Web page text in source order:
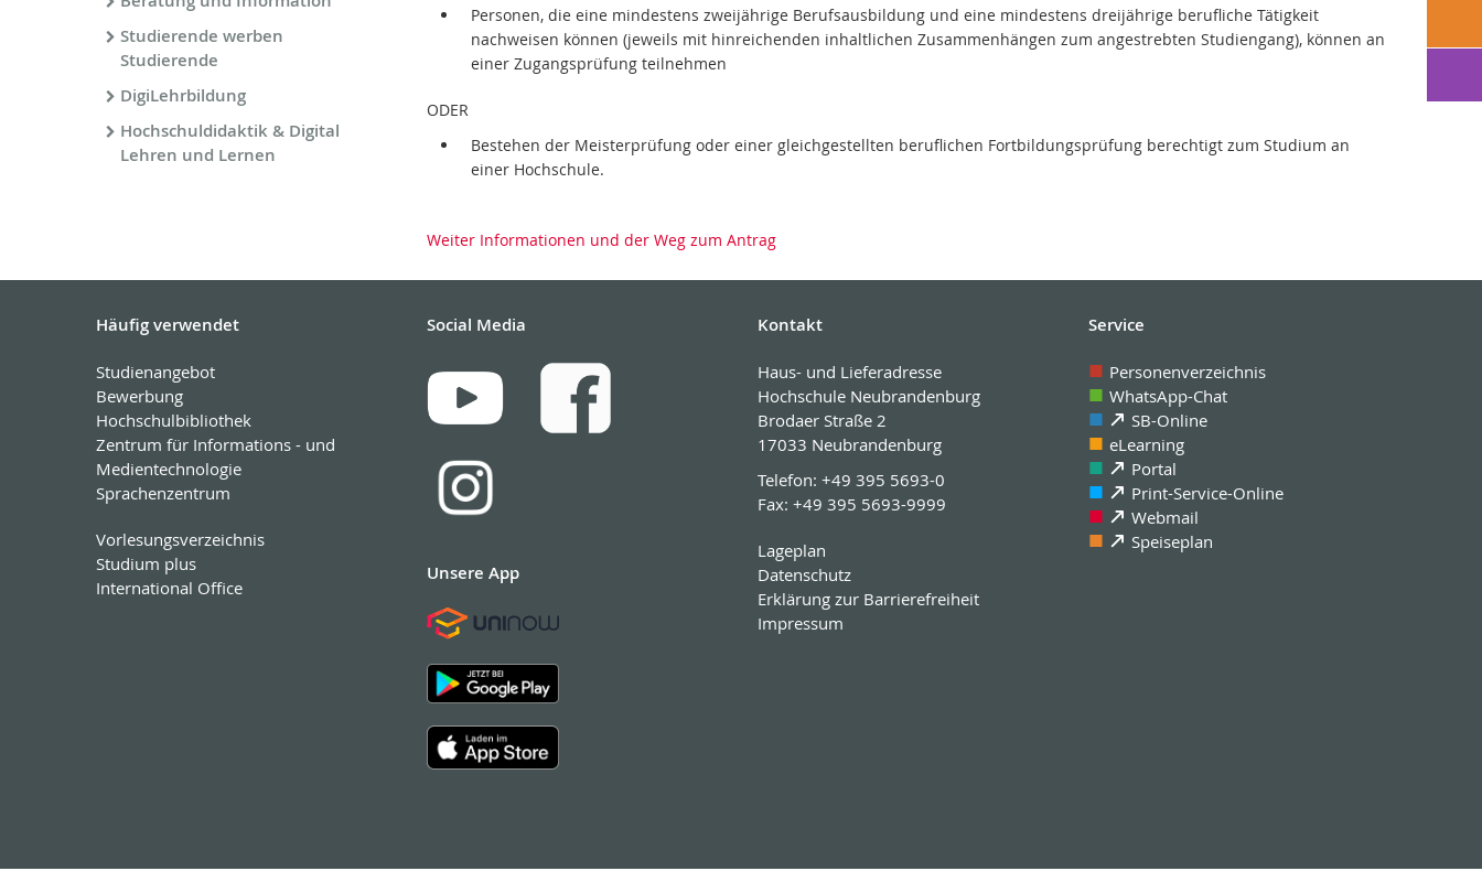
Studierende werben
Studierende
DigiLehrbildung
Hochschuldidaktik & Digital
Lehren und Lernen
Personen, die eine mindestens zweijährige Berufsausbildung und eine mindestens dreijährige berufliche Tätigkeit
nachweisen können (jeweils mit hinreichenden inhaltlichen Zusammenhängen zum angestrebten Studiengang), können an
einer Zugangsprüfung teilnehmen
ODER
Bestehen der Meisterprüfung oder einer gleichgestellten beruflichen Fortbildungsprüfung berechtigt zum Studium an
einer Hochschule.
Weiter Informationen und der Weg zum Antrag
Häufig verwendet
Studienangebot
Bewerbung
Hochschulbibliothek
Zentrum für Informations - und
Medientechnologie
Sprachenzentrum
Vorlesungsverzeichnis
Studium plus
International Office
Social Media
Unsere App
Kontakt
Haus- und Lieferadresse
Hochschule Neubrandenburg
Brodaer Straße 2
17033 Neubrandenburg
Telefon: +49 395 5693-0
Fax: +49 395 5693-9999
Lageplan
Datenschutz
Erklärung zur Barrierefreiheit
Impressum
Service
Personenverzeichnis
WhatsApp-Chat
SB-Online
eLearning
Portal
Print-Service-Online
Webmail
Speiseplan